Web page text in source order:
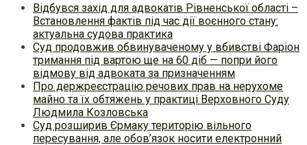
Відбувся захід для адвокатів Рівненської області –
Встановлення фактів під час дії воєнного стану:
актуальна судова практика
Суд продовжив обвинуваченому у вбивстві Фаріон
тримання під вартою ще на 60 діб — попри його
відмову від адвоката за призначенням
Про держреєстрацію речових прав на нерухоме
майно та їх обтяжень у практиці Верховного Суду
Людмила Козловська
Суд розширив Єрмаку територію вільного
пересування, але обов’язок носити електронний